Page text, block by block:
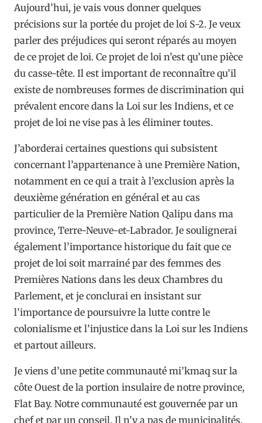
Aujourd’hui, je vais vous donner quelques
précisions sur la portée du projet de loi S-2. Je veux
parler des préjudices qui seront réparés au moyen
de ce projet de loi. Ce projet de loi n’est qu’une pièce
du casse-tête. Il est important de reconnaître qu’il
existe de nombreuses formes de discrimination qui
prévalent encore dans la Loi sur les Indiens, et ce
projet de loi ne vise pas à les éliminer toutes.
J’aborderai certaines questions qui subsistent
concernant l’appartenance à une Première Nation,
notamment en ce qui a trait à l’exclusion après la
deuxième génération en général et au cas
particulier de la Première Nation Qalipu dans ma
province, Terre-Neuve-et-Labrador. Je soulignerai
également l’importance historique du fait que ce
projet de loi soit marrainé par des femmes des
Premières Nations dans les deux Chambres du
Parlement, et je conclurai en insistant sur
l’importance de poursuivre la lutte contre le
colonialisme et l’injustice dans la Loi sur les Indiens
et partout ailleurs.
Je viens d’une petite communauté mi’kmaq sur la
côte Ouest de la portion insulaire de notre province,
Flat Bay. Notre communauté est gouvernée par un
chef et par un conseil. Il n’y a pas de municipalités.